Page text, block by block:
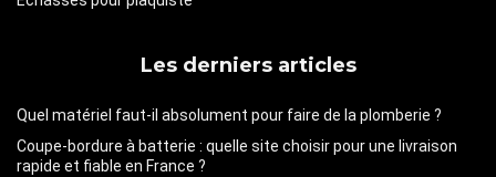
Les derniers articles
Quel matériel faut-il absolument pour faire de la plomberie ?
Coupe-bordure à batterie : quelle site choisir pour une livraison
rapide et fiable en France ?